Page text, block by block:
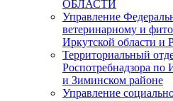
ОБЛАСТИ
Управление
ветеринарному и
Иркутской области и
Территориальный
Роспотребнадзора по
и Зиминском районе
Управление